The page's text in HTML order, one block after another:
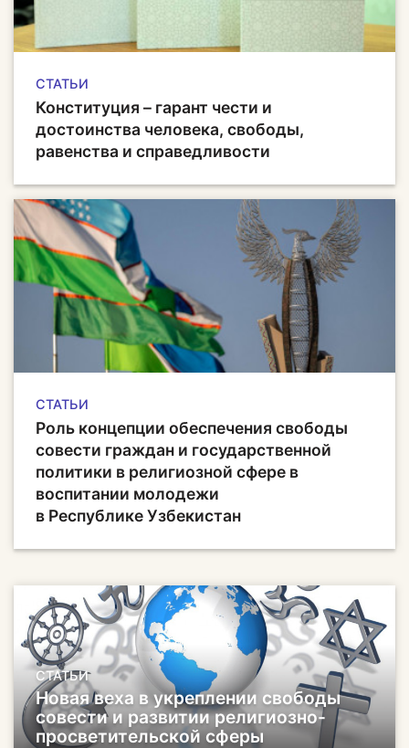
СТАТЬИ
Конституция – гарант чести и
достоинства человека, свободы,
равенства и справедливости
СТАТЬИ
Роль концепции обеспечения свободы
совести граждан и государственной
политики в религиозной сфере в
воспитании молодежи
в Республике Узбекистан
СТАТЬИ
Новая веха в укреплении свободы
совести и развитии религиозно-
просветительской сферы